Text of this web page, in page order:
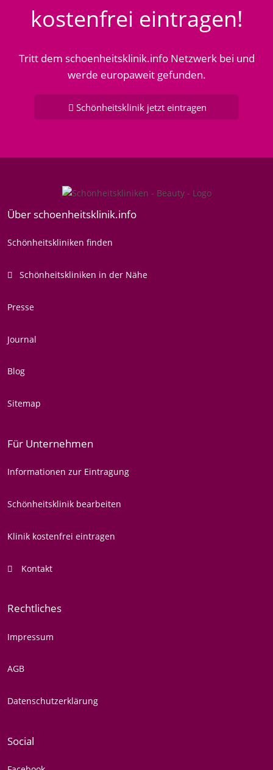
kostenfrei eintragen!
Tritt dem schoenheitsklinik.info Netzwerk bei und
werde europaweit gefunden.
Schönheitsklinik jetzt eintragen
Über schoenheitsklinik.info
Schönheitskliniken finden
Schönheitskliniken in der Nähe
Presse
Journal
Blog
Sitemap
Für Unternehmen
Informationen zur Eintragung
Schönheitsklinik bearbeiten
Klinik kostenfrei eintragen
Kontakt
Rechtliches
Impressum
AGB
Datenschutzerklärung
Social